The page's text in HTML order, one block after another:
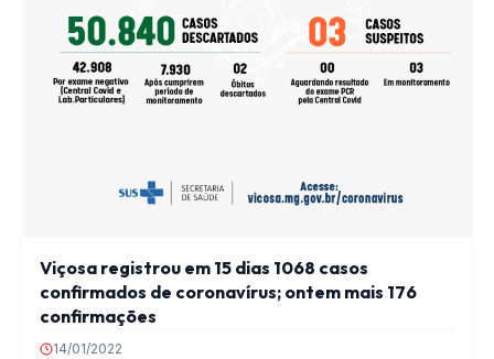
Viçosa registrou em 15 dias 1068 casos
confirmados de coronavírus; ontem mais 176
confirmações
14/01/2022